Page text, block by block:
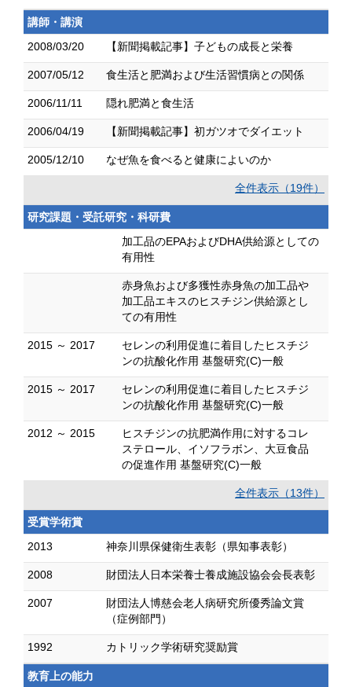
講師・講演
2008/03/20
【新聞掲載記事】子どもの成長と栄養
2007/05/12 食生活と肥満および生活習慣病との関係
2006/11/11 隠れ肥満と食生活
2006/04/19 【新聞掲載記事】初ガツオでダイエット
2005/12/10 なぜ魚を食べると健康によいのか
全件表示（19件）
研究課題・受託研究・科研費
加工品のEPAおよびDHA供給源としての
有用性
赤身魚および多獲性赤身魚の加工品や
加工品エキスのヒスチジン供給源とし
ての有用性
2015 ～ 2017
セレンの利用促進に着目したヒスチジ
ンの抗酸化作用 基盤研究(C)一般
2015 ～ 2017
セレンの利用促進に着目したヒスチジ
ンの抗酸化作用 基盤研究(C)一般
2012 ～ 2015
ヒスチジンの抗肥満作用に対するコレ
ステロール、イソフラボン、大豆食品
の促進作用 基盤研究(C)一般
全件表示（13件）
受賞学術賞
2013
神奈川県保健衛生表彰（県知事表彰）
2008 財団法人日本栄養士養成施設協会会長表彰
2007
財団法人博慈会老人病研究所優秀論文賞
（症例部門）
1992 カトリック学術研究奨励賞
教育上の能力